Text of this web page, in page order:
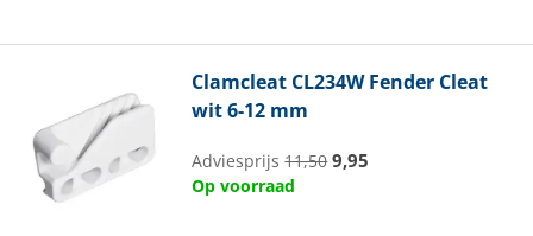
Clamcleat CL234W Fender Cleat
wit 6-12 mm
Adviesprijs11,50 9,95
Op voorraad